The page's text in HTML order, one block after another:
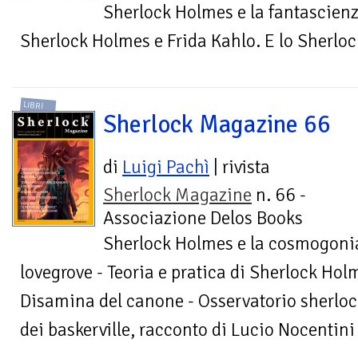
Sherlock Holmes e la
Sherlock Holmes e Frida Kahlo. E lo
LIBRI
Sherlock Magazine 66
di Luigi Pachì | rivista
Sherlock Magazine n. 66 -
Associazione Delos Books
Sherlock Holmes e la
lovegrove - Teoria e pratica di Sherlock
Disamina del canone - Osservatorio
dei baskerville, racconto di Lucio Nocentini